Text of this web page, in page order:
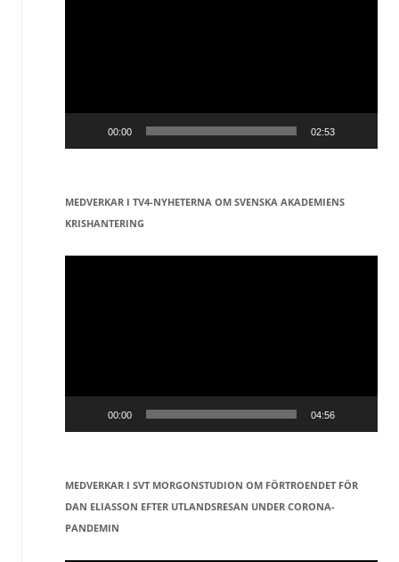
00:00 02:53
MEDVERKAR I TV4-NYHETERNA OM SVENSKA AKADEMIENS
KRISHANTERING
Videospelare
00:00 04:56
MEDVERKAR I SVT MORGONSTUDION OM FÖRTROENDET FÖR
DAN ELIASSON EFTER UTLANDSRESAN UNDER CORONA-
PANDEMIN